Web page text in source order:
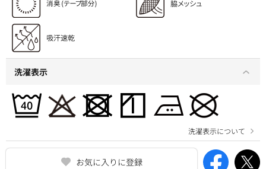
お気に入りに登録
洗濯表示
洗濯表示について